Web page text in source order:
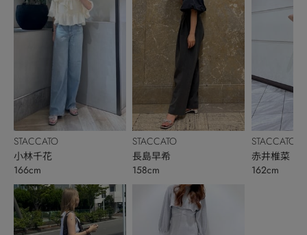
STACCATO
小林千花
166cm
STACCATO
長島早希
158cm
STACCATO
赤井椎菜
162cm